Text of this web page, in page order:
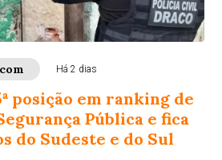
Há 2 dias
posição em ranking de
Pública e fica
do Sudeste e do Sul